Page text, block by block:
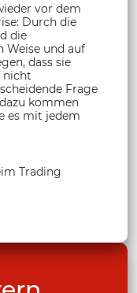
vor dem
Durch die
die
Weise und auf
dass sie
nicht
Frage
kommen
es mit jedem
Trading